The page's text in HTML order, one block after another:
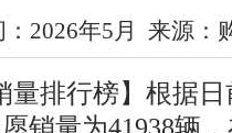
：2026年5月 来源：
量排行榜】根据
销量为41938辆